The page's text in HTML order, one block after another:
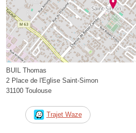
BUIL Thomas
2 Place de l'Eglise Saint-Simon
31100 Toulouse
Trajet Waze